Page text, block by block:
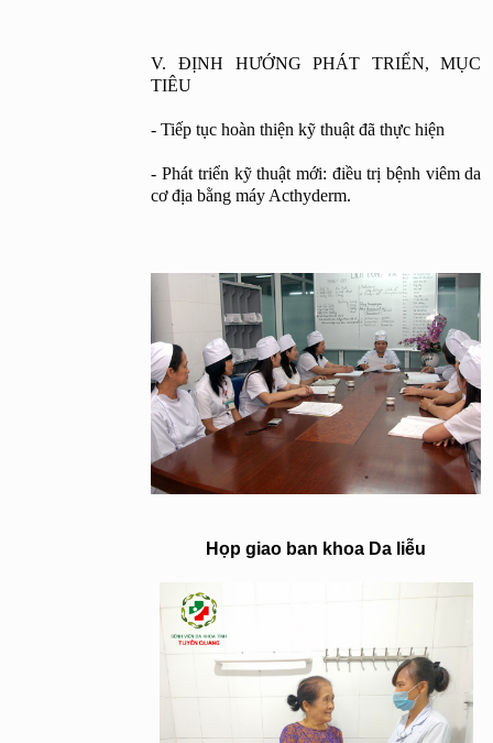
V. ĐỊNH HƯỚNG PHÁT TRIỂN, MỤC
TIÊU
- Tiếp tục hoàn thiện kỹ thuật đã thực hiện
- Phát triển kỹ thuật mới: điều trị bệnh viêm da
cơ địa bằng máy Acthyderm.
Họp giao ban khoa Da liễu